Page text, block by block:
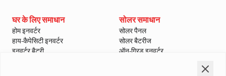
घर के लिए समाधान
होम इनवर्टर
हाय-कैपेसिटी इनवर्टर
इनवर्टर बैटरी
सोलर समाधान
सोलर पैनल
सोलर बैटरीज
ऑन-ग्रिड इनवर्टर